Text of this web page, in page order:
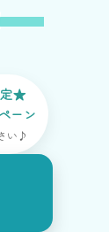
定★
ーン
い♪